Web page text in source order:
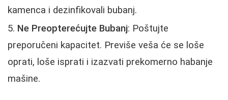
kamenca i dezinfikovali bubanj.
Ne Preopterećujte Bubanj: Poštujte
preporučeni kapacitet. Previše veša će se loše
oprati, loše isprati i izazvati prekomerno habanje
mašine.